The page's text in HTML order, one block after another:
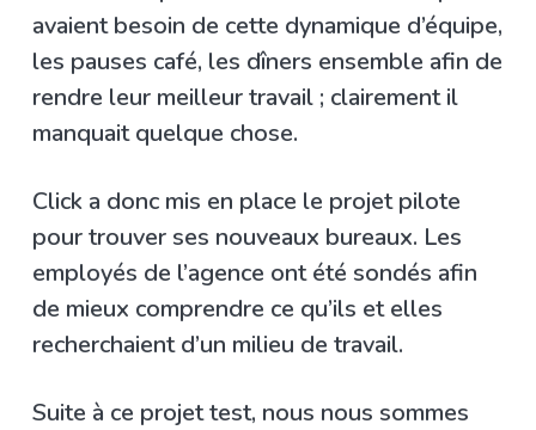
avaient besoin de cette dynamique d’équipe,
les pauses café, les dîners ensemble afin de
rendre leur meilleur travail ; clairement il
manquait quelque chose.
Click a donc mis en place le projet pilote
pour trouver ses nouveaux bureaux. Les
employés de l’agence ont été sondés afin
de mieux comprendre ce qu’ils et elles
recherchaient d’un milieu de travail.
Suite à ce projet test, nous nous sommes